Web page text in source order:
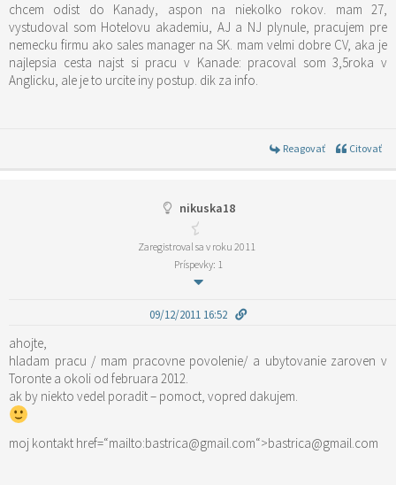
chcem odist do Kanady, aspon na niekolko rokov. mam 27,
vystudoval som Hotelovu akademiu, AJ a NJ plynule, pracujem pre
nemecku firmu ako sales manager na SK. mam velmi dobre CV, aka je
najlepsia cesta najst si pracu v Kanade: pracoval som 3,5roka v
Anglicku, ale je to urcite iny postup. dik za info.
Reagovať Citovať
nikuska18
Zaregistroval sa v roku 2011
Príspevky: 1
09/12/2011 16:52
ahojte,
hladam pracu / mam pracovne povolenie/ a ubytovanie zaroven v
Toronte a okoli od februara 2012.
ak by niekto vedel poradit – pomoct, vopred dakujem.
moj kontakt href=“mailto:bastrica@gmail.com“>bastrica@gmail.com